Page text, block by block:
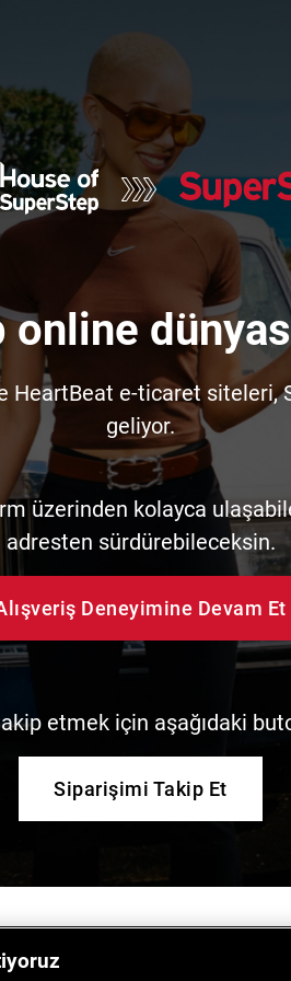
e-ticaret siteleri,
geliyor.
üzerinden kolayca
adresten sürdürebileceksin.
Deneyimine Devam Et
etmek için aşağıdaki
Siparişimi Takip Et